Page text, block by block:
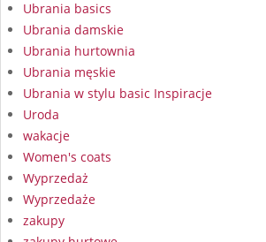
Ubrania basics
Ubrania damskie
Ubrania hurtownia
Ubrania męskie
Ubrania w stylu basic Inspiracje
Uroda
wakacje
Women's coats
Wyprzedaż
Wyprzedaże
zakupy